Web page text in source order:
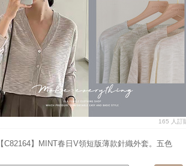
165 人訂
【C82164】MINT春日V領短版薄款針織外套。五色